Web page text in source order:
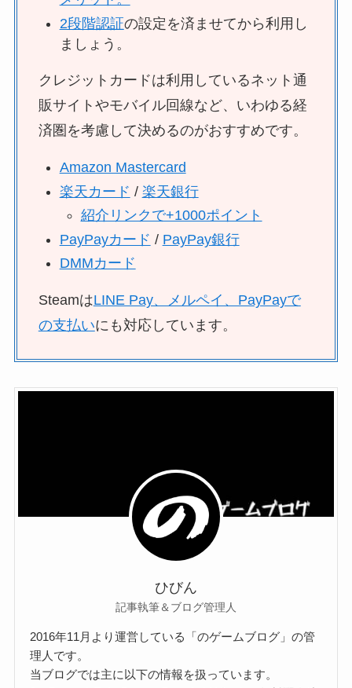
2段階認証の設定を済ませてから利用し
ましょう。
クレジットカードは利用しているネット通
販サイトやモバイル回線など、いわゆる経
済圏を考慮して決めるのがおすすめです。
Amazon Mastercard
楽天カード / 楽天銀行
紹介リンクで+1000ポイント
PayPayカード / PayPay銀行
DMMカード
SteamはLINE Pay、メルペイ、PayPayで
の支払いにも対応しています。
ひびん
記事執筆＆ブログ管理人
2016年11月より運営している「のゲームブログ」の管
理人です。
当ブログでは主に以下の情報を扱っています。